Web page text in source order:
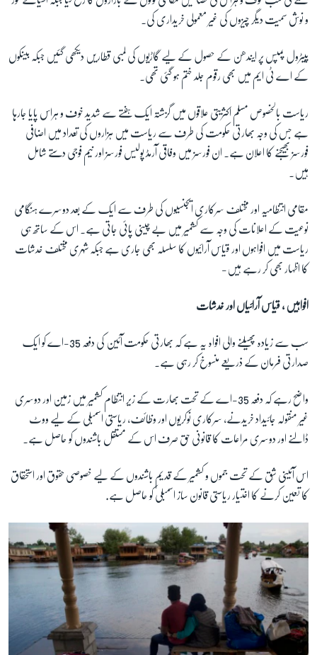
و نوش سمیت دیگر چیزوں کی غیر معمولی خریداری کی۔
پیٹرول پمپس پر ایندھن کے حصول کے لیے گاڑیوں کی لمبی قطاریں دیکھی گئیں جبکہ بینکوں
کے اے ٹی ایم میں بھی رقوم جلد ختم ہو گئی تھی۔
ریاست بالخصوص مسلم اکثریتی علاقوں میں گزشتہ ایک ہفتے سے شدید خوف و ہراس پایا جارہا
ہے جس کی وجہ بھارتی حکومت کی طرف سے ریاست میں ہزاروں کی تعداد میں اضافی
فورسز بھیجنے کا اعلان ہے۔ ان فورسز میں وفاقی آرمڈ پولیس فورسز اور نیم فوجی دستے شامل
ہیں۔
مقامی انتظامیہ اور مختلف سرکاری ایجنسیوں کی طرف سے ایک کے بعد دوسرے ہنگامی
نوعیت کے اعلانات کی وجہ سے کشمیر میں بے چینی پائی جاتی ہے۔ اس کے ساتھ ہی
ریاست میں افواہوں اور قیاس آرائیوں کا سلسلہ بھی جاری ہے جبکہ شہری مختلف خدشات
کا اظہار بھی کر رہے ہیں-
افواہیں ، قیاس آرائیاں اور خدشات
سب سے زیادہ پھیلنے والی افواہ یہ ہے کہ بھارتی حکومت آئین کی دفعہ 35-اے کو ایک
صدارتی فرمان کے ذریعے منسوخ کر رہی ہے۔
واضح رہے کہ دفعہ 35-اے کے تحت بھارت کے زیر انتظام کشمیر میں زمین اور دوسری
غیر منقولہ جائیداد خریدنے، سرکاری نوکریوں اور وظائف، ریاستی اسمبلی کے لیے ووٹ
ڈالنے اور دوسری مراعات کا قانونی حق صرف اس کے مستقل باشندوں کو حاصل ہے۔
اس آئینی شِق کے تحت جموں و کشمیر کے قدیم باشندوں کے لیے خصوصی حقوق اور استحقاق
کا تعین کرنے کا اختیار ریاستی قانون ساز اسمبلی کو حاصل ہے.